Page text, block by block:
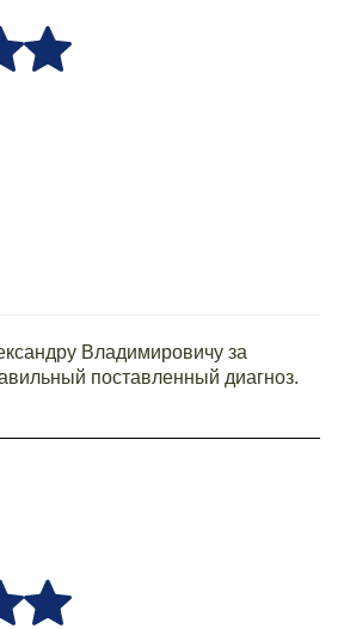
Владимировичу за
поставленный диагноз.